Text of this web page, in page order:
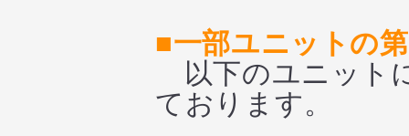
■一部ユニットの
以下のユニット
ております。